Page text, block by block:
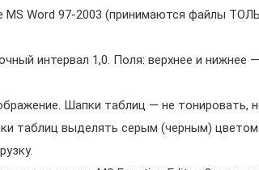
Word 97-2003 (принимаются файлы
интервал 1,0. Поля: верхнее и нижнее
Шапки таблиц — не тонировать,
таблиц выделять серым (черным)